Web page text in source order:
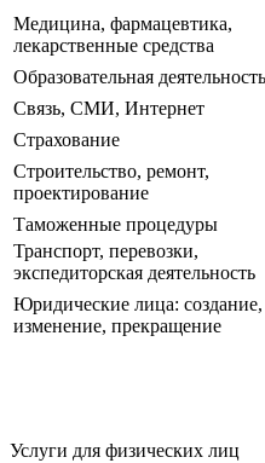
Медицина, фармацевтика,
лекарственные средства
Образовательная деятельность
Связь, СМИ, Интернет
Страхование
Строительство, ремонт,
проектирование
Таможенные процедуры
Транспорт, перевозки,
экспедиторская деятельность
Юридические лица: создание,
изменение, прекращение
Услуги для физических лиц